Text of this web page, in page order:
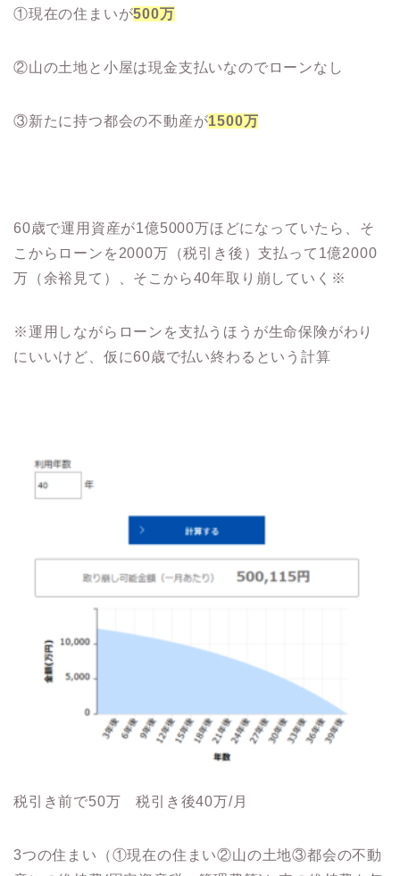
①現在の住まいが500万
②山の土地と小屋は現金支払いなのでローンなし
③新たに持つ都会の不動産が1500万
60歳で運用資産が1億5000万ほどになっていたら、そ
こからローンを2000万（税引き後）支払って1億2000
万（余裕見て）、そこから40年取り崩していく※
※運用しながらローンを支払うほうが生命保険がわり
にいいけど、仮に60歳で払い終わるという計算
税引き前で50万 税引き後40万/月
3つの住まい（①現在の住まい②山の土地③都会の不動